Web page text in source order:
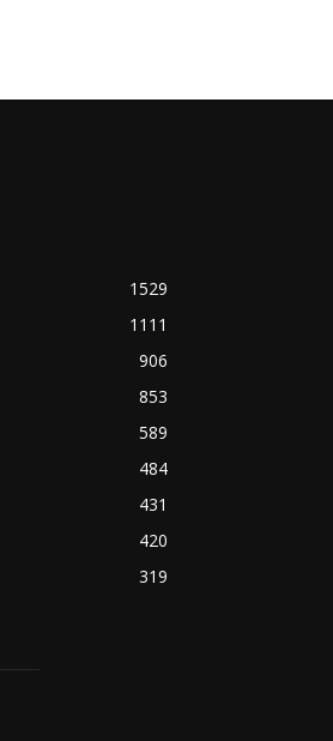
1529
1111
906
853
589
484
431
420
319